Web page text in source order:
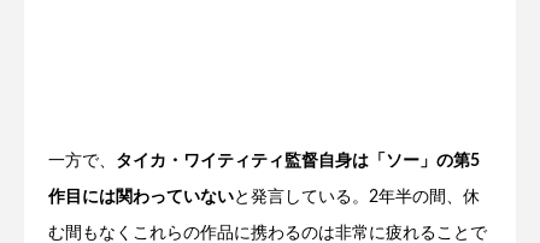
一方で、 タイカ・ワイティティ監督自身は「ソー」の第5
作目には関わっていないと発言している。2年半の間、休
む間もなくこれらの作品に携わるのは非常に疲れることで